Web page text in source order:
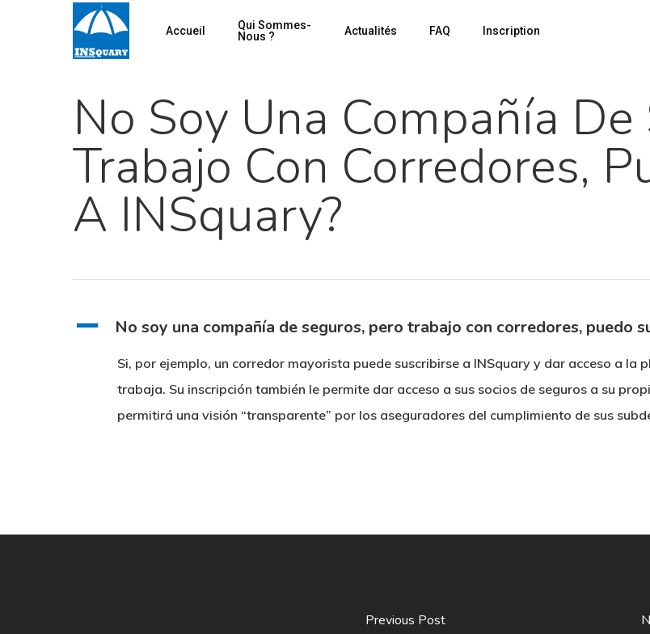
Accueil
Qui Sommes-
Nous ?
Actualités FAQ Inscription
No Soy Una Compañía
Trabajo Con Corredores,
A INSquary?
A No soy una compañía de seguros, pero trabajo con corredores, puedo
Si, por ejemplo, un corredor mayorista puede suscribirse a INSquary y dar acceso a la
trabaja. Su inscripción también le permite dar acceso a sus socios de seguros a su
permitirá una visión “transparente” por los aseguradores del cumplimiento de sus
Previous Post